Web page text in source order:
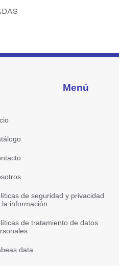
Menú
de seguridad y privacidad
la información.
de tratamiento de datos
data